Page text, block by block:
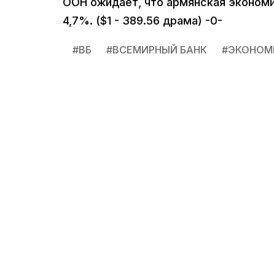
4,7%. ($1 - 389.56 драма) -0-
#ВБ #ВСЕМИРНЫЙ БАНК #